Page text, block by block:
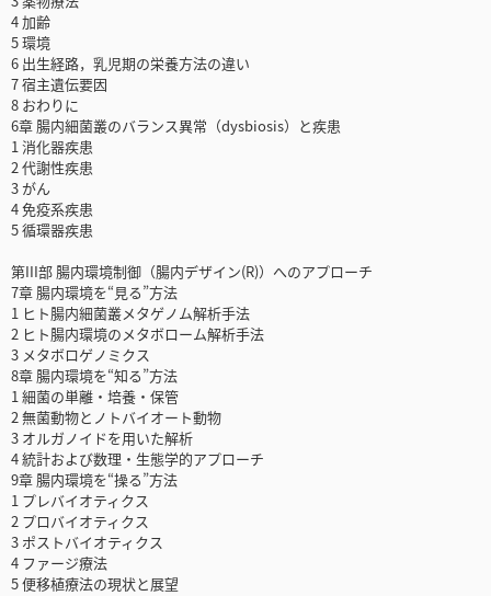
4 加齢
5 環境
6 出生経路，乳児期の栄養方法の違い
7 宿主遺伝要因
8 おわりに
6章 腸内細菌叢のバランス異常（dysbiosis）と疾患
1 消化器疾患
2 代謝性疾患
3 がん
4 免疫系疾患
5 循環器疾患
第III部 腸内環境制御（腸内デザイン(R)）へのアプローチ
7章 腸内環境を“見る”方法
1 ヒト腸内細菌叢メタゲノム解析手法
2 ヒト腸内環境のメタボローム解析手法
3 メタボロゲノミクス
8章 腸内環境を“知る”方法
1 細菌の単離・培養・保管
2 無菌動物とノトバイオート動物
3 オルガノイドを用いた解析
4 統計および数理・生態学的アプローチ
9章 腸内環境を“操る”方法
1 プレバイオティクス
2 プロバイオティクス
3 ポストバイオティクス
4 ファージ療法
5 便移植療法の現状と展望